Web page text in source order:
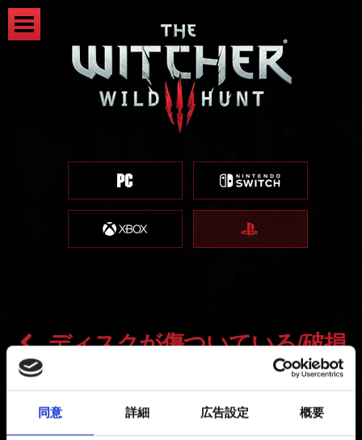
同意 詳細 広告設定 概要
ディスクが傷ついている/破損
しているため、ゲームをインス
トールできない